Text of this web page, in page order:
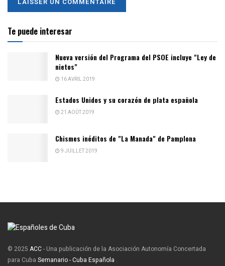
Te puede interesar
Nueva versión del Programa del PSOE incluye "Ley de
nietos"
16 AVRIL 2019
Estados Unidos y su corazón de plata española
21 AOÛT 2019
Chismes inéditos de "La Manada" de Pamplona
9 JUILLET 2019
© 2025 ACC- Una publicación de la Asociación Autonomía Concertada
para Cuba Semanario - Cuba Española .